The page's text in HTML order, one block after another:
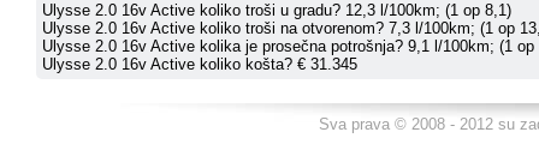
Ulysse 2.0 16v Active koliko troši u gradu? 12,3 l/100km; (1 op 8,1)
Ulysse 2.0 16v Active koliko troši na otvorenom? 7,3 l/100km; (1 op
Ulysse 2.0 16v Active kolika je prosečna potrošnja? 9,1 l/100km; (1 op
Ulysse 2.0 16v Active koliko košta? € 31.345
Sva prava © 2008 - 2012 su